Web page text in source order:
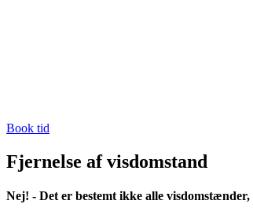
Book tid
Fjernelse af visdomstand
Nej! - Det er bestemt ikke alle